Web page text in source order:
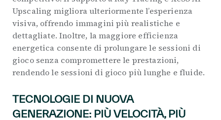
Upscaling migliora ulteriormente l’esperienza
visiva, offrendo immagini più realistiche e
dettagliate. Inoltre, la maggiore efficienza
energetica consente di prolungare le sessioni di
gioco senza compromettere le prestazioni,
rendendo le sessioni di gioco più lunghe e fluide.
TECNOLOGIE DI NUOVA
GENERAZIONE: PIÙ VELOCITÀ, PIÙ